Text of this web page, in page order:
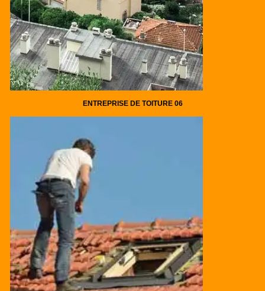
ENTREPRISE DE TOITURE 06